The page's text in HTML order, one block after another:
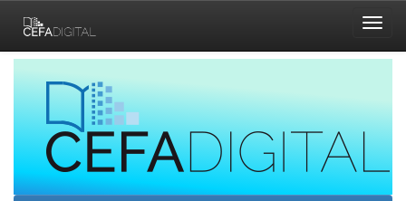
navigation